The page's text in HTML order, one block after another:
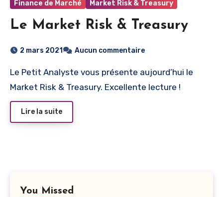
Finance de Marché Market Risk & Treasury
Le Market Risk & Treasury
2 mars 2021 Aucun commentaire
Le Petit Analyste vous présente aujourd’hui le
Market Risk & Treasury. Excellente lecture !
Lire la suite
You Missed